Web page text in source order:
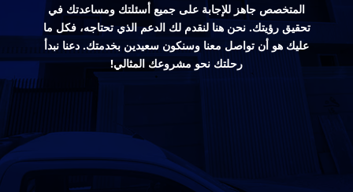
المتخصص جاهز للإجابة على جميع أسئلتك ومساعدتك في
تحقيق رؤيتك. نحن هنا لنقدم لك الدعم الذي تحتاجه، فكل ما
عليك هو أن تواصل معنا وسنكون سعيدين بخدمتك. دعنا نبدأ
رحلتك نحو مشروعك المثالي!